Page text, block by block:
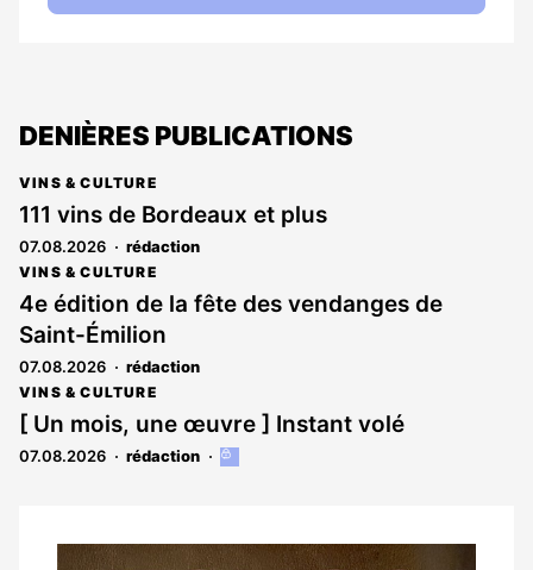
DENIÈRES PUBLICATIONS
VINS & CULTURE
111 vins de Bordeaux et plus
07.08.2026 rédaction
VINS & CULTURE
4e édition de la fête des vendanges de
Saint-Émilion
07.08.2026 rédaction
VINS & CULTURE
[ Un mois, une œuvre ] Instant volé
07.08.2026 rédaction
Cet
aux
Notre